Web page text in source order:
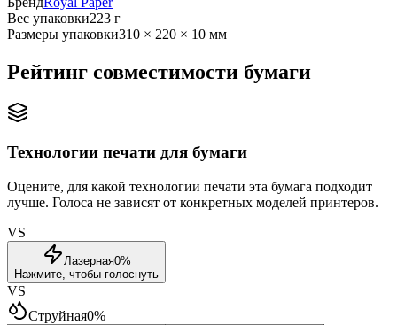
Вес упаковки223 г
Размеры упаковки310 × 220 × 10 мм
Рейтинг совместимости бумаги
Технологии печати для бумаги
Оцените, для какой технологии печати эта бумага подходит
лучше. Голоса не зависят от конкретных моделей принтеров.
VS
Лазерная0%
Нажмите, чтобы голоснуть
VS
Струйная0%